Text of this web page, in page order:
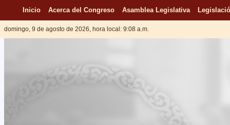
Inicio Acerca del Congreso Asamblea Legislativa
domingo, 9 de agosto de 2026, hora local: 9:08 a.m.